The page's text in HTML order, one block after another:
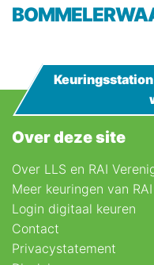
Over deze site
Over LLS en RAI
Meer keuringen van
Login digitaal keuren
Contact
Privacystatement